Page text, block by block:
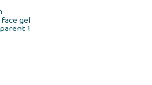
gel
1